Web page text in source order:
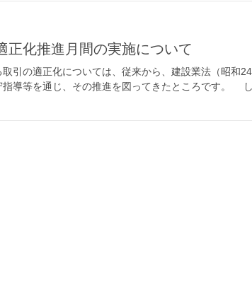
正化推進月間の実施について
引の適正化については、従来から、建設業法（昭和
指導等を通じ、その推進を図ってきたところです。